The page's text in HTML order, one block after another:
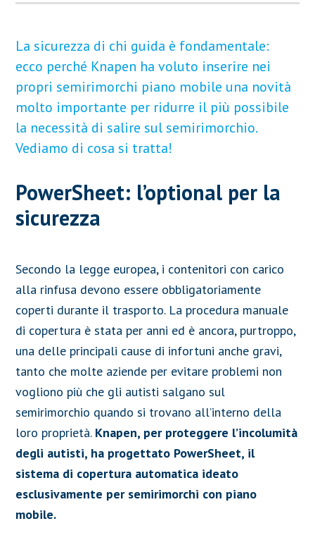
La sicurezza di chi guida è fondamentale:
ecco perché Knapen ha voluto inserire nei
propri semirimorchi piano mobile una novità
molto importante per ridurre il più possibile
la necessità di salire sul semirimorchio.
Vediamo di cosa si tratta!
PowerSheet: l’optional per la
sicurezza
Secondo la legge europea, i contenitori con carico
alla rinfusa devono essere obbligatoriamente
coperti durante il trasporto. La procedura manuale
di copertura è stata per anni ed è ancora, purtroppo,
una delle principali cause di infortuni anche gravi,
tanto che molte aziende per evitare problemi non
vogliono più che gli autisti salgano sul
semirimorchio quando si trovano all’interno della
loro proprietà. Knapen, per proteggere l’incolumità
degli autisti, ha progettato PowerSheet, il
sistema di copertura automatica ideato
esclusivamente per semirimorchi con piano
mobile.